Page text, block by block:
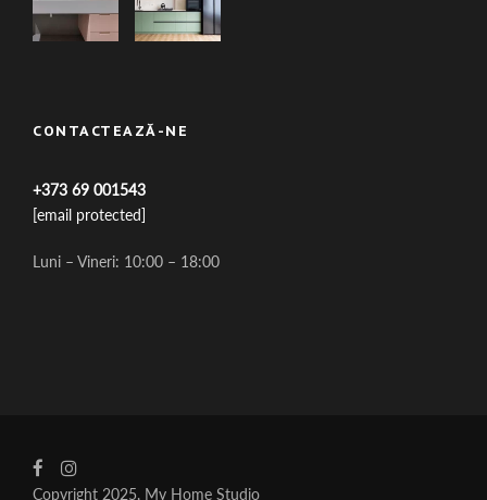
CONTACTEAZĂ-NE
+373 69 001543
[email protected]
Luni – Vineri: 10:00 – 18:00
Copyright 2025, My Home Studio